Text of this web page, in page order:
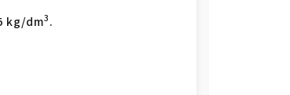
kg/dm3.